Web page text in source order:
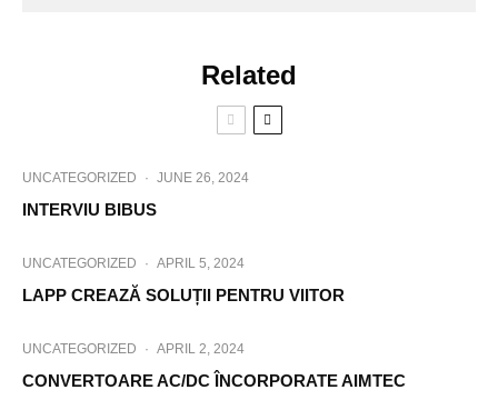
Related
UNCATEGORIZED · JUNE 26, 2024
INTERVIU BIBUS
UNCATEGORIZED · APRIL 5, 2024
LAPP CREAZĂ SOLUȚII PENTRU VIITOR
UNCATEGORIZED · APRIL 2, 2024
CONVERTOARE AC/DC ÎNCORPORATE AIMTEC